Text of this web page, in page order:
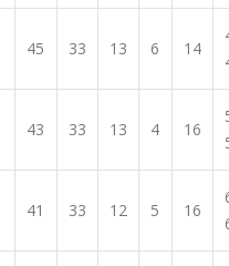
45 33 13 6 14
43 33 13 4 16
41 33 12 5 16